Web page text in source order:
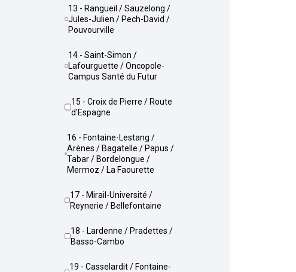
13 - Rangueil / Sauzelong /
Jules-Julien / Pech-David /
Pouvourville
14 - Saint-Simon /
Lafourguette / Oncopole-
Campus Santé du Futur
15 - Croix de Pierre / Route
d'Espagne
16 - Fontaine-Lestang /
Arènes / Bagatelle / Papus /
Tabar / Bordelongue /
Mermoz / La Faourette
17 - Mirail-Université /
Reynerie / Bellefontaine
18 - Lardenne / Pradettes /
Basso-Cambo
19 - Casselardit / Fontaine-